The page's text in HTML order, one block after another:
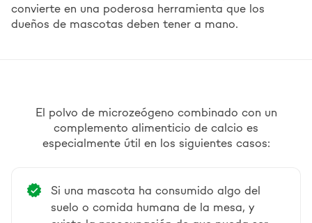
convierte en una poderosa herramienta que los
dueños de mascotas deben tener a mano.
El polvo de microzeógeno combinado con un
complemento alimenticio de calcio es
especialmente útil en los siguientes casos:
Si una mascota ha consumido algo del
suelo o comida humana de la mesa, y